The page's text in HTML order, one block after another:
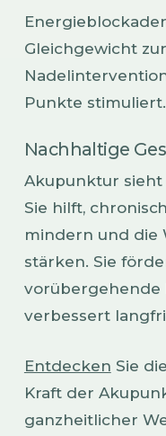
Gleichgewicht
Punkte stimuliert.
Nachhaltige
Akupunktur sieht
Sie hilft,
mindern und die
stärken. Sie
vorübergehende
verbessert
Entdecken Sie
Kraft der
ganzheitlicher